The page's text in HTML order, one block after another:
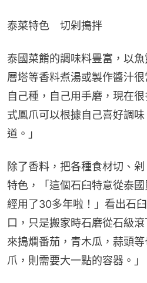
泰菜特色　切剁搗拌
泰國菜餚的調味料豐富，以
層塔等香料煮湯或製作醬汁
自己種，自己用手磨，現在
式鳳爪可以根據自己喜好調
道。」
除了香料，把各種食材切、
特色，「這個石臼特意從泰
經用了30多年啦！」看出石
口，只是搬家時石磨從石級
來搗爛番茄，青木瓜，蒜頭
爪，則需要大一點的容器。」